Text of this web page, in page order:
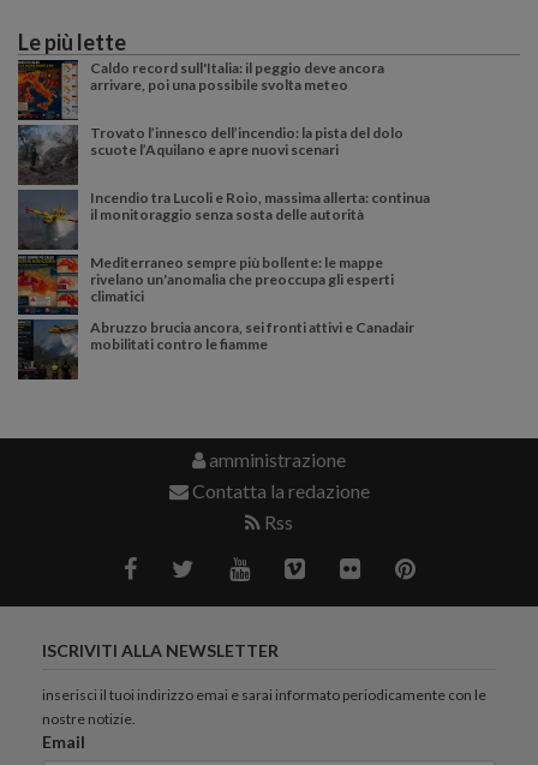
Le più lette
Caldo record sull'Italia: il peggio deve ancora
arrivare, poi una possibile svolta meteo
Trovato l’innesco dell’incendio: la pista del dolo
scuote l’Aquilano e apre nuovi scenari
Incendio tra Lucoli e Roio, massima allerta: continua
il monitoraggio senza sosta delle autorità
Mediterraneo sempre più bollente: le mappe
rivelano un'anomalia che preoccupa gli esperti
climatici
Abruzzo brucia ancora, sei fronti attivi e Canadair
mobilitati contro le fiamme
amministrazione
Contatta la redazione
Rss
ISCRIVITI ALLA NEWSLETTER
inserisci il tuoi indirizzo emai e sarai informato periodicamente con le
nostre notizie.
Email